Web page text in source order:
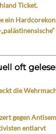
Ticket.
ein
oft
die
gegen
entlarvt